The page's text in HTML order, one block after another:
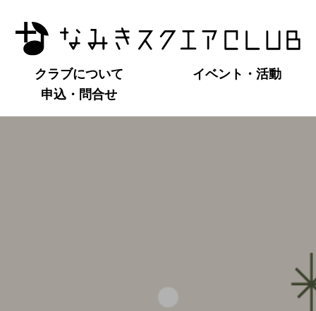
クラブについて
イベント・活動
申込・問合せ